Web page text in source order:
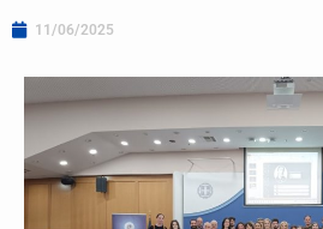
11/06/2025